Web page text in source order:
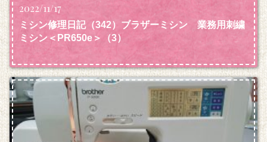
2022/11/17
ミシン修理日記（342）ブラザーミシン 業務用刺繍
ミシン＜PR650e＞（3）